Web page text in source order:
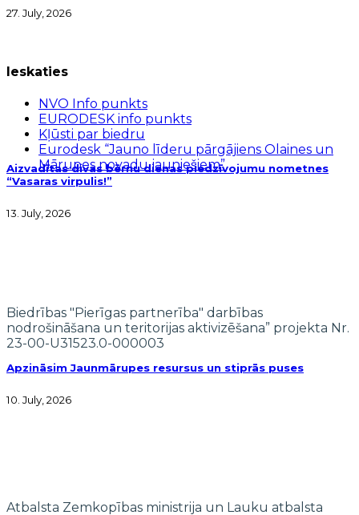
27. July, 2026
Aizvadītas divas bērnu dienas piedzīvojumu nometnes
“Vasaras virpulis!”
13. July, 2026
Apzināsim Jaunmārupes resursus un stiprās puses
10. July, 2026
Ieskaties
NVO Info punkts
EURODESK info punkts
Kļūsti par biedru
Eurodesk “Jauno līderu pārgājiens Olaines un
Mārupes novadu jauniešiem”
Biedrības "Pierīgas partnerība" darbības
nodrošināšana un teritorijas aktivizēšana” projekta Nr.
23-00-U31523.0-000003
Atbalsta Zemkopības ministrija un Lauku atbalsta